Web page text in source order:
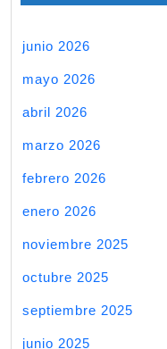
junio 2026
mayo 2026
abril 2026
marzo 2026
febrero 2026
enero 2026
noviembre 2025
octubre 2025
septiembre 2025
junio 2025